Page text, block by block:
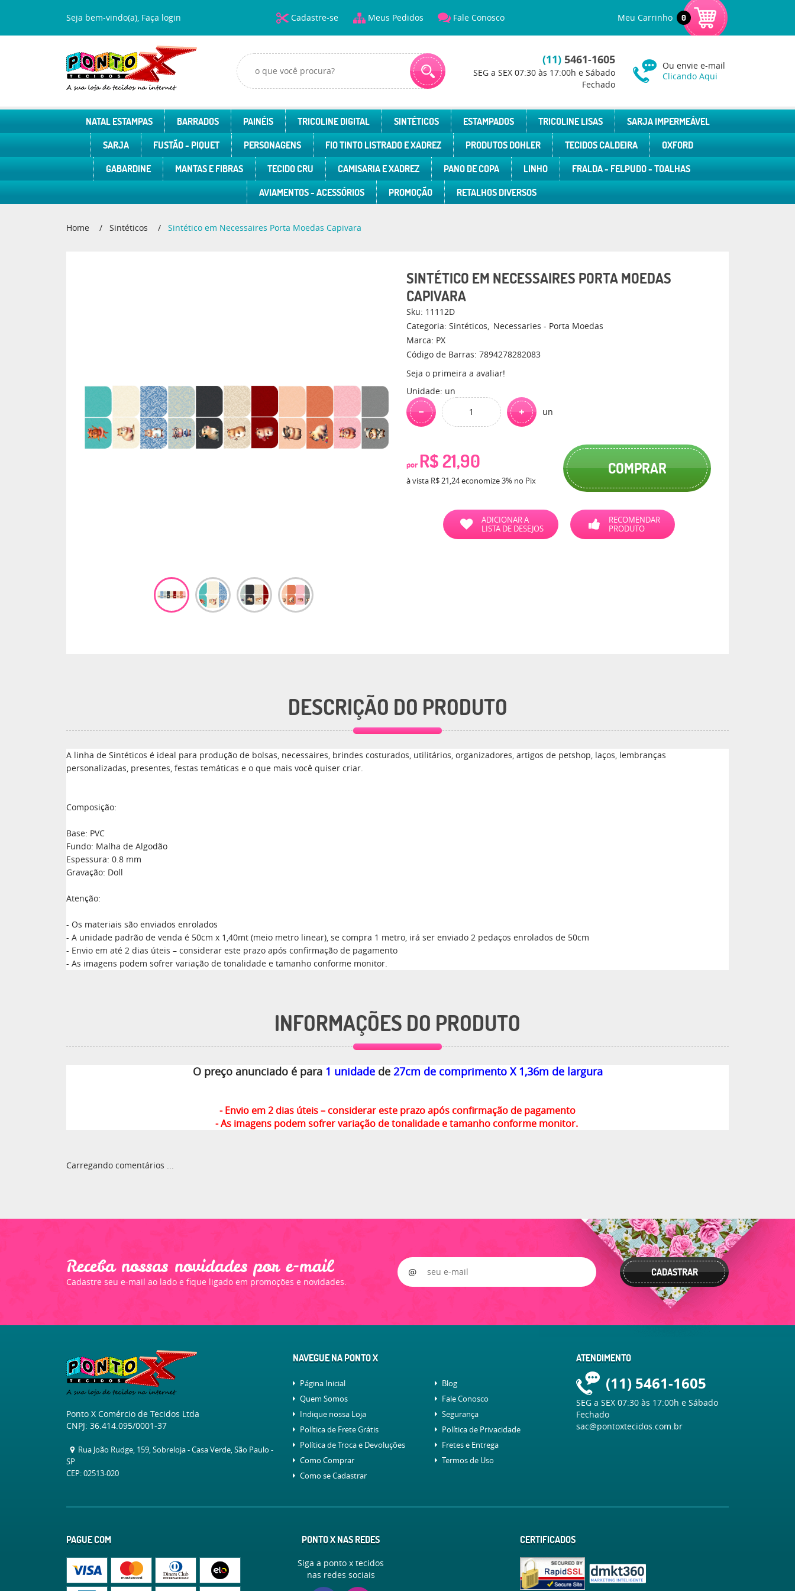
Seja bem-vindo(a), Faça login Cadastre-se Meus Pedidos Fale Conosco Meu Carrinho 0
(11) 5461-1605
SEG a SEX 07:30 às 17:00h e Sábado
Fechado
Ou envie e-mail
Clicando Aqui
NATAL ESTAMPAS BARRADOS PAINÉIS TRICOLINE DIGITAL SINTÉTICOS ESTAMPADOS TRICOLINE LISAS
SARJA IMPERMEÁVEL
SARJA
FUSTÃO - PIQUET PERSONAGENS FIO TINTO LISTRADO E XADREZ PRODUTOS DOHLER TECIDOS CALDEIRA
OXFORD
GABARDINE
MANTAS E FIBRAS TECIDO CRU CAMISARIA E XADREZ PANO DE COPA LINHO
FRALDA - FELPUDO - TOALHAS
AVIAMENTOS - ACESSÓRIOS
PROMOÇÃO RETALHOS DIVERSOS
Home Sintéticos Sintético em Necessaires Porta Moedas Capivara
SINTÉTICO EM NECESSAIRES PORTA MOEDAS
CAPIVARA
Sku: 11112D
Categoria: Sintéticos
Necessaries - Porta Moedas
Marca: PX
Código de Barras: 7894278282083
Seja o primeira a avaliar!
Unidade: un
un
por R$ 21,90
à vista R$ 21,24economize3% no Pix
COMPRAR
ADICIONAR A
LISTA DE DESEJOS
RECOMENDAR
PRODUTO
DESCRIÇÃO DO PRODUTO
A linha de Sintéticos é ideal para produção de bolsas, necessaires, brindes costurados, utilitários, organizadores, artigos de petshop, laços, lembranças
personalizadas, presentes, festas temáticas e o que mais você quiser criar.
Composição:
Base: PVC
Fundo: Malha de Algodão
Espessura: 0.8 mm
Gravação: Doll
Atenção:
- Os materiais são enviados enrolados
- A unidade padrão de venda é 50cm x 1,40mt (meio metro linear), se compra 1 metro, irá ser enviado 2 pedaços enrolados de 50cm
- Envio em até 2 dias úteis – considerar este prazo após confirmação de pagamento
- As imagens podem sofrer variação de tonalidade e tamanho conforme monitor.
INFORMAÇÕES DO PRODUTO
O preço anunciado é para 1 unidadede 27cm de comprimento X 1,36m de largura
- Envio em 2 dias úteis – considerar este prazo após confirmação de pagamento
- As imagens podem sofrer variação de tonalidade e tamanho conforme monitor.
Carregando comentários ...
Receba nossas novidades por e-mail
Cadastre seu e-mail ao lado e fique ligado em promoções e novidades.
CADASTRAR
Ponto X Comércio de Tecidos Ltda
CNPJ: 36.414.095/0001-37
Rua João Rudge, 159, Sobreloja-Casa Verde, São Paulo -
SP
CEP: 02513-020
NAVEGUE NA PONTO X
Página Inicial
Blog
Quem Somos
Fale Conosco
Indique nossa Loja
Segurança
Política de Frete Grátis
Política de Privacidade
Política de Troca e Devoluções
Fretes e Entrega
Como Comprar
Termos de Uso
Como se Cadastrar
ATENDIMENTO
(11) 5461-1605
SEG a SEX 07:30 às 17:00h e Sábado
Fechado
sac@pontoxtecidos.com.br
PAGUE COM PONTO X NAS REDES
Siga a ponto x tecidos
nas redes sociais
CERTIFICADOS